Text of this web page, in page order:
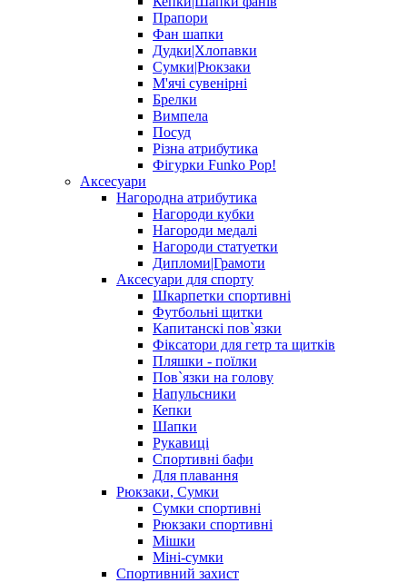
Прапори
Фан шапки
Дудки|Хлопавки
Сумки|Рюкзаки
М'ячі сувенірні
Брелки
Вимпела
Посуд
Різна атрибутика
Фігурки Funko Pop!
Аксесуари
Нагородна атрибутика
Нагороди кубки
Нагороди медалі
Нагороди статуетки
Дипломи|Грамоти
Аксесуари для спорту
Шкарпетки спортивні
Футбольні щитки
Капитанскі пов`язки
Фіксатори для гетр та щитків
Пляшки - поїлки
Пов`язки на голову
Напульсники
Кепки
Шапки
Рукавиці
Спортивні бафи
Для плавання
Рюкзаки, Сумки
Сумки спортивні
Рюкзаки спортивні
Мішки
Міні-сумки
Спортивний захист